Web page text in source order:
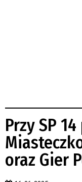
Przy SP
oraz Gier